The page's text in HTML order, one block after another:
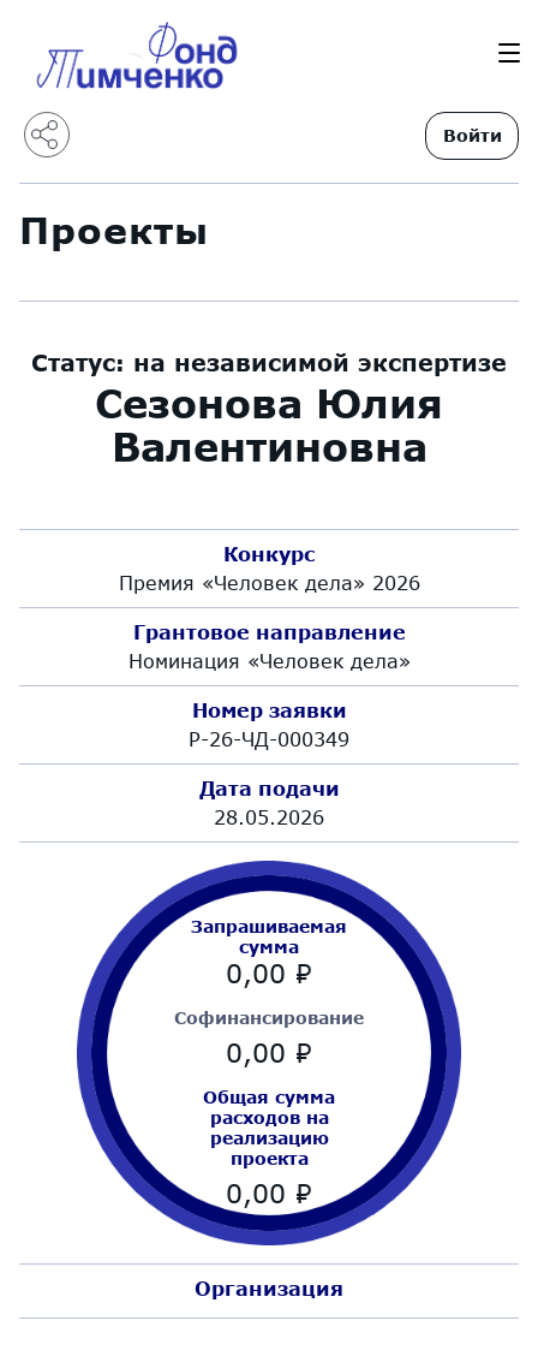
Войти
Проекты
Статус: на независимой экспертизе
Сезонова Юлия
Валентиновна
Конкурс
Премия «Человек дела» 2026
Грантовое направление
Номинация «Человек дела»
Номер заявки
Р-26-ЧД-000349
Дата подачи
28.05.2026
Запрашиваемая
сумма
0,00 ₽
Cофинансирование
0,00 ₽
Общая сумма
расходов на
реализацию
проекта
0,00 ₽
Организация